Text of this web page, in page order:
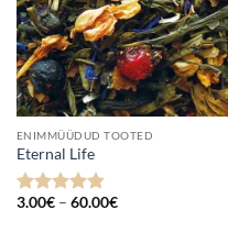
ENIMMÜÜDUD TOOTED
Eternal Life
Hinnanguga
3.00€ – 60.00€Hinnavahemik: